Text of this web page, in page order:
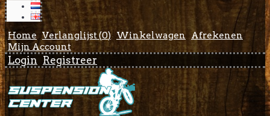
Home Verlanglijst (0) Winkelwagen
Afrekenen
Mijn Account
Login Registreer